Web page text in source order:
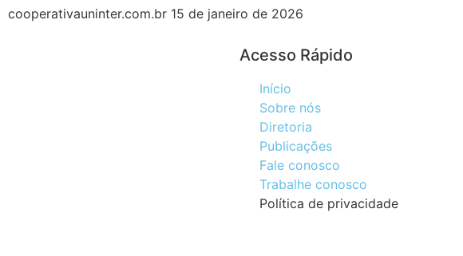
cooperativauninter.com.br 15 de janeiro de 2026
Acesso Rápido
Início
Sobre nós
Diretoria
Publicações
Fale conosco
Trabalhe conosco
Política de privacidade